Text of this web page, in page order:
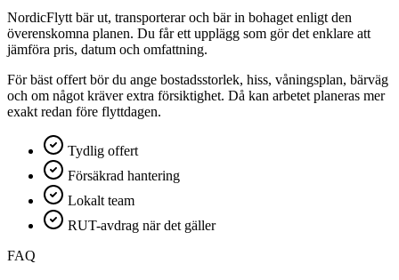
NordicFlytt bär ut, transporterar och bär in bohaget enligt den
överenskomna planen. Du får ett upplägg som gör det enklare att
jämföra pris, datum och omfattning.
För bäst offert bör du ange bostadsstorlek, hiss, våningsplan, bärväg
och om något kräver extra försiktighet. Då kan arbetet planeras mer
exakt redan före flyttdagen.
Tydlig offert
Försäkrad hantering
Lokalt team
RUT-avdrag när det gäller
FAQ